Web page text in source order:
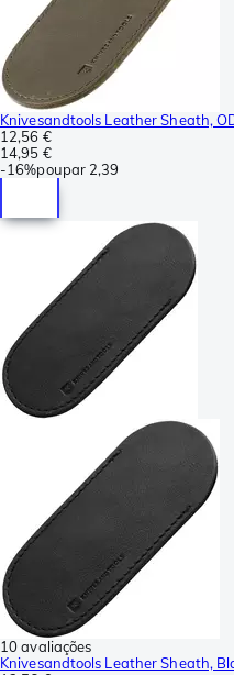
Knivesandtools Leather Sheath,
12,56 €
14,95 €
-16%poupar 2,39
10 avaliações
Knivesandtools Leather Sheath,